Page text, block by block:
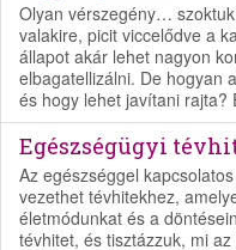
Olyan vérszegény…
valakire, picit viccelődve a
állapot akár lehet nagyon
elbagatellizálni. De hogyan
és hogy lehet javítani rajta?
Egészségügyi
Az egészséggel
vezethet tévhitekhez,
életmódunkat és a
tévhitet, és tisztázzuk, mi az